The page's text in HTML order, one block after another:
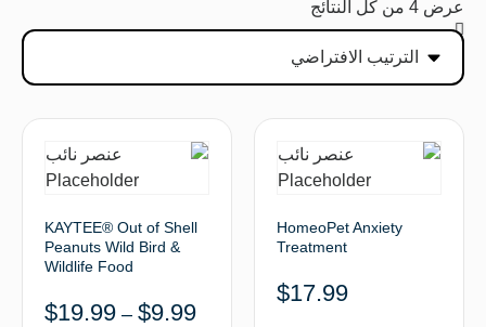
عرض ⁦4⁩ من كل النتائج
HomeoPet Anxiety
Treatment
$17.99
KAYTEE® Out of Shell
Peanuts Wild Bird &
Wildlife Food
$9.99
–
$19.99